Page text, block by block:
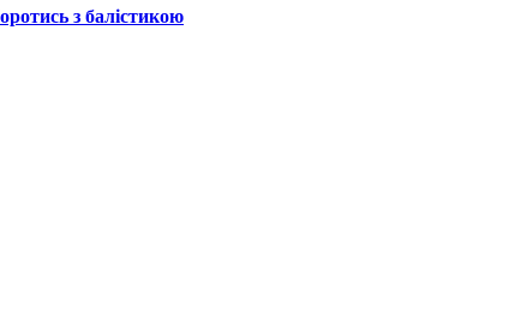
з балістикою